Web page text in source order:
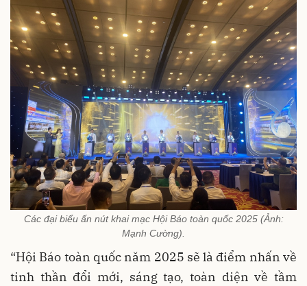
Các đại biểu ấn nút khai mạc Hội Báo toàn quốc 2025 (Ảnh:
Mạnh Cường).
“Hội Báo toàn quốc năm 2025 sẽ là điểm nhấn về
tinh thần đổi mới, sáng tạo, toàn diện về tầm